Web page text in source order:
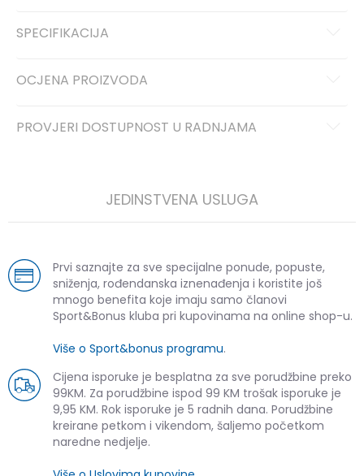
SPECIFIKACIJA
OCJENA PROIZVODA
PROVJERI DOSTUPNOST U RADNJAMA
JEDINSTVENA USLUGA
Prvi saznajte za sve specijalne ponude, popuste,
sniženja, rođendanska iznenađenja i koristite još
mnogo benefita koje imaju samo članovi
Sport&Bonus kluba pri kupovinama na online shop-u.
Više o Sport&bonus programu.
Cijena isporuke je besplatna za sve porudžbine preko
99KM. Za porudžbine ispod 99 KM trošak isporuke je
9,95 KM. Rok isporuke je 5 radnih dana. Porudžbine
kreirane petkom i vikendom, šaljemo početkom
naredne nedjelje.